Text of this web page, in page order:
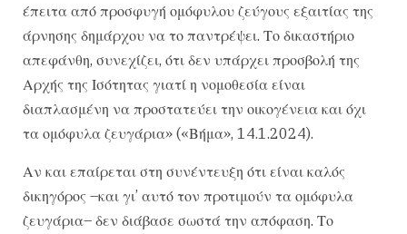
έπειτα από προσφυγή ομόφυλου ζεύγους εξαιτίας της
άρνησης δημάρχου να το παντρέψει. Το δικαστήριο
απεφάνθη, συνεχίζει, ότι δεν υπάρχει προσβολή της
Αρχής της Ισότητας γιατί η νομοθεσία είναι
διαπλασμένη να προστατεύει την οικογένεια και όχι
τα ομόφυλα ζευγάρια» («Βήμα», 14.1.2024).
Αν και επαίρεται στη συνέντευξη ότι είναι καλός
δικηγόρος –και γι’ αυτό τον προτιμούν τα ομόφυλα
ζευγάρια– δεν διάβασε σωστά την απόφαση. Το